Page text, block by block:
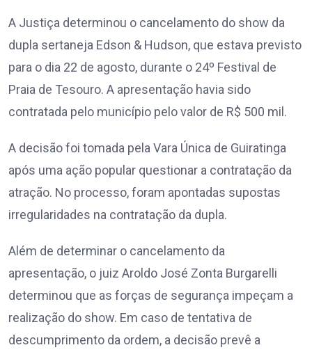
A Justiça determinou o cancelamento do show da
dupla sertaneja Edson & Hudson, que estava previsto
para o dia 22 de agosto, durante o 24º Festival de
Praia de Tesouro. A apresentação havia sido
contratada pelo município pelo valor de R$ 500 mil.
A decisão foi tomada pela Vara Única de Guiratinga
após uma ação popular questionar a contratação da
atração. No processo, foram apontadas supostas
irregularidades na contratação da dupla.
Além de determinar o cancelamento da
apresentação, o juiz Aroldo José Zonta Burgarelli
determinou que as forças de segurança impeçam a
realização do show. Em caso de tentativa de
descumprimento da ordem, a decisão prevê a